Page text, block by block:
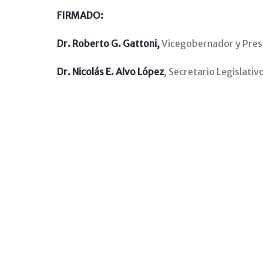
FIRMADO:
Dr. Roberto G. Gattoni,Vicegobernador y
Dr. Nicolás E. Alvo López, Secretario